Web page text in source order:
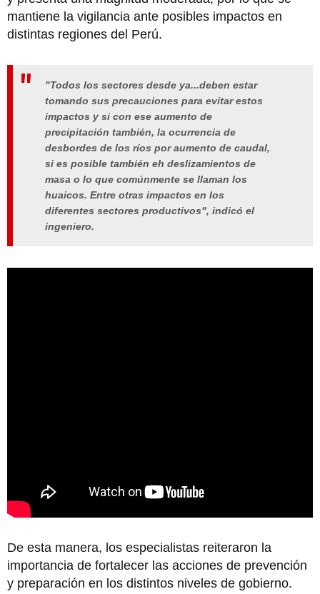
mantiene la vigilancia ante posibles impactos en
distintas regiones del Perú.
"Todos los sectores desde ya...deben estar
tomando sus precauciones para evitar estos
impactos y si con ese aumento de
precipitación también, la ocurrencia de
desbordes de los ríos por aumento de caudal,
si es posible también eh deslizamientos de
masa o lo que comúnmente se llaman los
huaicos. Entre otras impactos en los
diferentes sectores productivos", indicó el
ingeniero.
De esta manera, los especialistas reiteraron la
importancia de fortalecer las acciones de prevención
y preparación en los distintos niveles de gobierno.